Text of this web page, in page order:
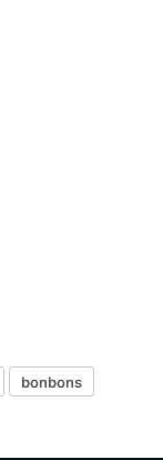
bonbons